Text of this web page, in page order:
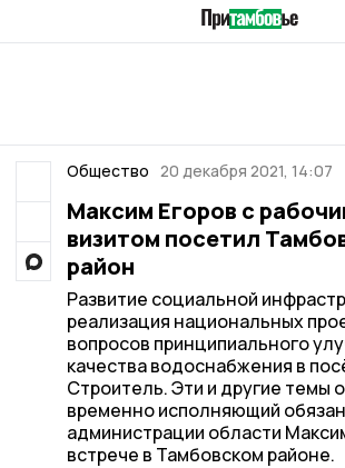
Общество 20 декабря 2021, 14:07
Максим Егоров с
визитом посетил
район
Развитие социальной
реализация национальных
вопросов принципиального
качества водоснабжения в
Строитель. Эти и другие темы
временно исполняющий
администрации области
встрече в Тамбовском районе.